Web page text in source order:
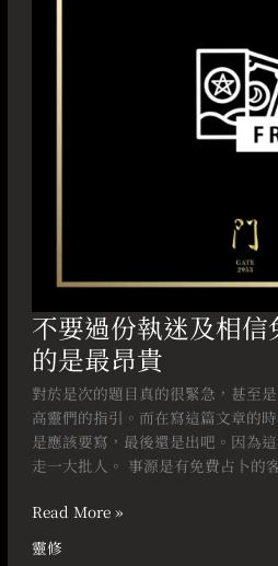
不要過份執迷及相信
的是最昂貴
對於是次的題目真的很緊急，甚至
高靈們的指引。而在寫這篇文章的
是應該要寫，最後還是出吧。因為
走一大批人。 事源是有免費占卜的
貴
Read More »
靈修